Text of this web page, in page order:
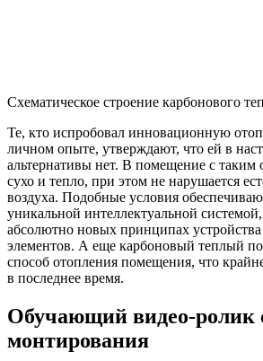
Схематическое строение карбонового
Те, кто испробовал инновационную
личном опыте, утверждают, что ей в
альтернативы нет. В помещение с таким
сухо и тепло, при этом не нарушается
воздуха. Подобные условия
уникальной интеллектуальной
абсолютно новых принципах устройства
элементов. А еще карбоновый теплый
способ отопления помещения, что
в последнее время.
Обучающий видео-ролик
монтирования